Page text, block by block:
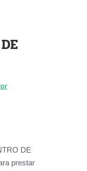
DE
prestar